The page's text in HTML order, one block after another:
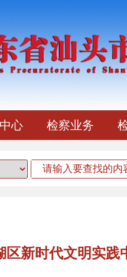
心 检察业务
区新时代文明实践